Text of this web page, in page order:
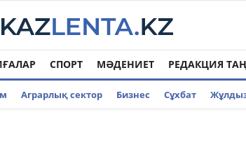
СПОРТ МӘДЕНИЕТ РЕДАКЦИЯ
Аграрлық сектор Бизнес Cұхбат